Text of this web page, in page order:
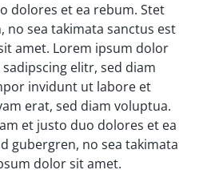
dolores et ea rebum. Stet
no sea takimata sanctus est
amet. Lorem ipsum dolor
elitr, sed diam
invidunt ut labore et
erat, sed diam voluptua.
et justo duo dolores et ea
gubergren, no sea takimata
dolor sit amet.